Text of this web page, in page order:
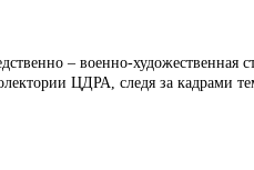
– военно-художественная
ЦДРА, следя за кадрами